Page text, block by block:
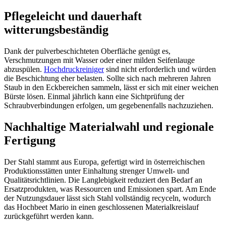
Pflegeleicht und dauerhaft
witterungsbeständig
Dank der pulverbeschichteten Oberfläche genügt es,
Verschmutzungen mit Wasser oder einer milden Seifenlauge
abzuspülen. Hochdruckreinigersind nicht erforderlich und würden
die Beschichtung eher belasten. Sollte sich nach mehreren Jahren
Staub in den Eckbereichen sammeln, lässt er sich mit einer weichen
Bürste lösen. Einmal jährlich kann eine Sichtprüfung der
Schraubverbindungen erfolgen, um gegebenenfalls nachzuziehen.
Nachhaltige Materialwahl und regionale
Fertigung
Der Stahl stammt aus Europa, gefertigt wird in österreichischen
Produktionsstätten unter Einhaltung strenger Umwelt- und
Qualitätsrichtlinien. Die Langlebigkeit reduziert den Bedarf an
Ersatzprodukten, was Ressourcen und Emissionen spart. Am Ende
der Nutzungsdauer lässt sich Stahl vollständig recyceln, wodurch
das Hochbeet Mario in einen geschlossenen Materialkreislauf
zurückgeführt werden kann.